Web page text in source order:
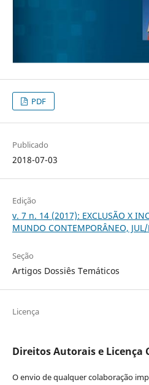
PDF
Publicado
2018-07-03
Edição
v. 7 n. 14 (2017): EXCLUSÃO X
MUNDO CONTEMPORÂNEO,
Seção
Artigos Dossiês Temáticos
Licença
Direitos Autorais e Licença
O envio de qualquer colaboração